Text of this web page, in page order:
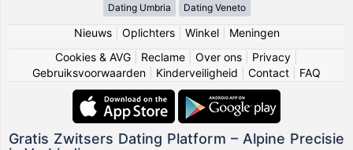
Dating Umbria Dating Veneto
Nieuws| Oplichters| Winkel| Meningen
Cookies & AVG
Reclame Over ons Privacy
Gebruiksvoorwaarden
Kinderveiligheid Contact FAQ
Gratis Zwitsers Dating Platform – Alpine Precisie